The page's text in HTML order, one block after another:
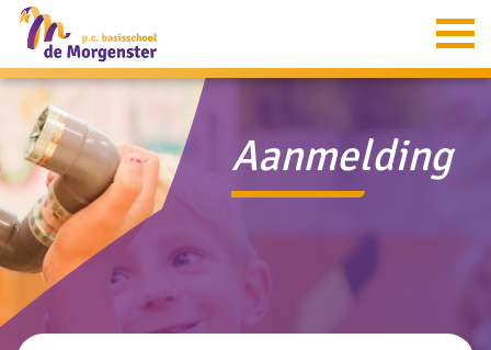
Home
Informatie
Groepen
Ouders
Aanmelding
Verion
Aanmelding